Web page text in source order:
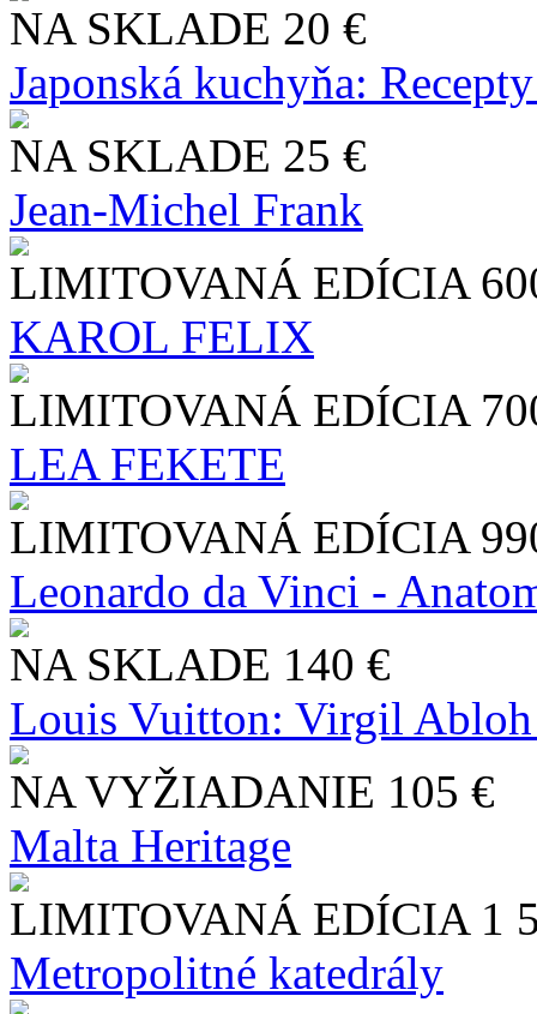
NA SKLADE 20 €
Japonská kuchyňa:
NA SKLADE 25 €
Jean-Michel Frank
LIMITOVANÁ EDÍCIA
KAROL FELIX
LIMITOVANÁ EDÍCIA
LEA FEKETE
LIMITOVANÁ EDÍCIA
Leonardo da Vinci -
NA SKLADE 140 €
Louis Vuitton: Virgil
NA VYŽIADANIE 105 €
Malta Heritage
LIMITOVANÁ EDÍCIA 1
Metropolitné katedrály